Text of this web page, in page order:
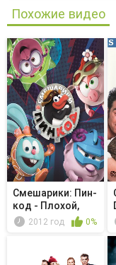
Похожие видео
Смешарики: Пин-
код - Плохой,
хороший,...
2012 год 0%